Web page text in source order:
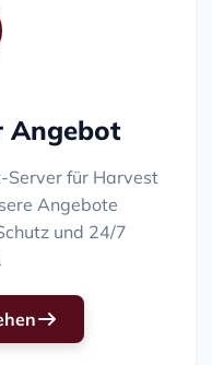
Angebot
Server für Harvest
Angebote
und 24/7